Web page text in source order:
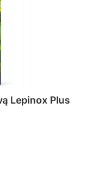
Lepinox Plus